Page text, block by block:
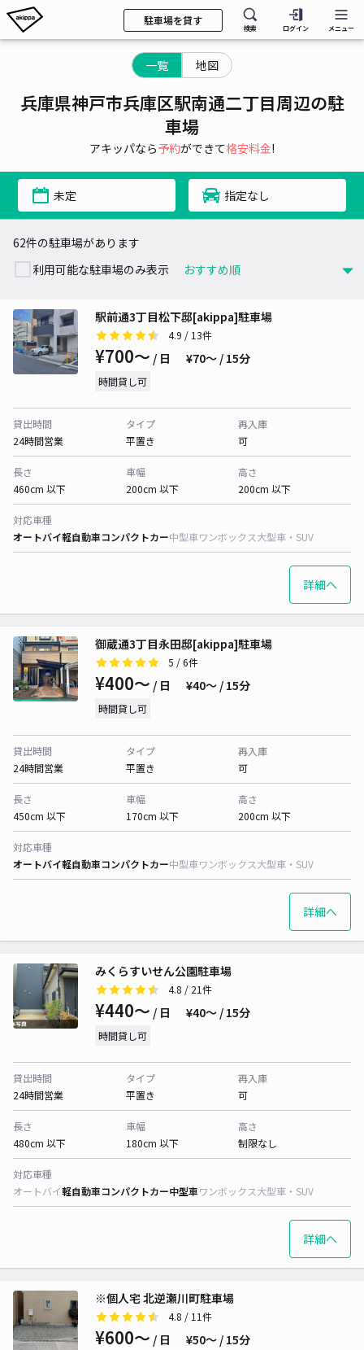
駐車場を貸す
検索 ログイン メニュー
一覧 地図
兵庫県神戸市兵庫区駅南通二丁目周辺の駐
車場
アキッパなら予約ができて格安料金!
未定 指定なし
62件の駐車場があります
利用可能な駐車場のみ表示
駅前通3丁目松下邸[akippa]駐車場
4.9 / 13件
¥700〜 / 日 ¥70〜 / 15分
時間貸し可
貸出時間
24時間営業
タイプ
平置き
再入庫
可
長さ
460cm 以下
車幅
200cm 以下
高さ
200cm 以下
対応車種
オートバイ軽自動車コンパクトカー中型車ワンボックス大型車・SUV
詳細へ
御蔵通3丁目永田邸[akippa]駐車場
5 / 6件
¥400〜 / 日 ¥40〜 / 15分
時間貸し可
貸出時間
24時間営業
タイプ
平置き
再入庫
可
長さ
450cm 以下
車幅
170cm 以下
高さ
200cm 以下
対応車種
オートバイ軽自動車コンパクトカー中型車ワンボックス大型車・SUV
詳細へ
みくらすいせん公園駐車場
4.8 / 21件
¥440〜 / 日 ¥40〜 / 15分
時間貸し可
貸出時間
24時間営業
タイプ
平置き
再入庫
可
長さ
480cm 以下
車幅
180cm 以下
高さ
制限なし
対応車種
オートバイ軽自動車コンパクトカー中型車ワンボックス大型車・SUV
詳細へ
※個人宅 北逆瀬川町駐車場
4.8 / 11件
¥600〜 / 日 ¥50〜 / 15分